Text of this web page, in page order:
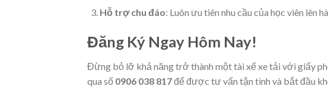
Hỗ trợ chu đáo: Luôn ưu tiên nhu cầu của học viên lên
Đăng Ký Ngay Hôm Nay!
Đừng bỏ lỡ khả năng trở thành một tài xế xe tải với giấy
qua số 0906 038 817để được tư vấn tận tình và bắt đầu